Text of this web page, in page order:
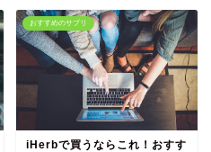
おすすめのサプリ
iHerbで買うならこれ！おすす